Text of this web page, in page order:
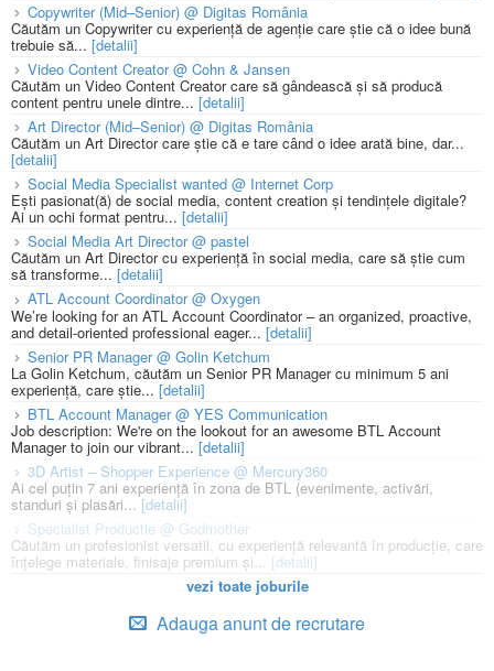
Copywriter (Mid–Senior) @ Digitas România
Căutăm un Copywriter cu experiență de agenție care știe că o idee bună
trebuie să... [detalii]
Video Content Creator @ Cohn & Jansen
Căutăm un Video Content Creator care să gândească și să producă
content pentru unele dintre... [detalii]
Art Director (Mid–Senior) @ Digitas România
Căutăm un Art Director care știe că e tare când o idee arată bine, dar...
[detalii]
Social Media Specialist wanted @ Internet Corp
Ești pasionat(ă) de social media, content creation și tendințele digitale?
Ai un ochi format pentru... [detalii]
Social Media Art Director @ pastel
Căutăm un Art Director cu experiență în social media, care să știe cum
să transforme... [detalii]
ATL Account Coordinator @ Oxygen
We’re looking for an ATL Account Coordinator – an organized, proactive,
and detail-oriented professional eager... [detalii]
Senior PR Manager @ Golin Ketchum
La Golin Ketchum, căutăm un Senior PR Manager cu minimum 5 ani
experiență, care știe... [detalii]
BTL Account Manager @ YES Communication
Job description: We're on the lookout for an awesome BTL Account
Manager to join our vibrant... [detalii]
3D Artist – Shopper Experience @ Mercury360
Ai cel puțin 7 ani experiență în zona de BTL (evenimente, activări,
standuri și plasări...[detalii]
Specialist Productie @ Godmother
Căutăm un profesionist versatil, cu experiență relevantă în producție, care
înțelege materiale, finisaje premium și... [detalii]
vezi toate joburile
Adauga anunt de recrutare